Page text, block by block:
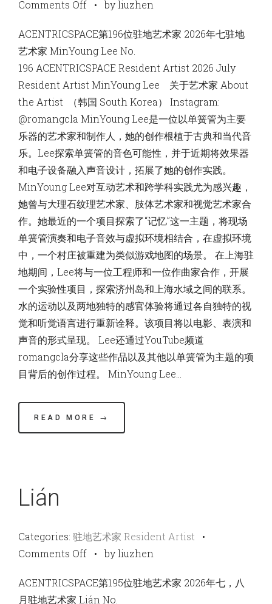
Comments Offon
Lee
•by liuzhen
ACENTRICSPACE第196位驻地艺术家 2026年七驻地
艺术家 MinYoung Lee No.
196 ACENTRICSPACE Resident Artist 2026 July
Resident Artist MinYoung Lee 关于艺术家 About
the Artist （韩国 South Korea） Instagram:
@romangcla MinYoung Lee是一位以单簧管为主要
乐器的艺术家和制作人，她的创作根植于古典和当代音
乐。Lee探索单簧管的音色可能性，并于近期将效果器
和电子设备融入声音设计，拓展了她的创作实践。
MinYoung Lee对互动艺术和跨学科实践尤为感兴趣，
她曾与大理石纹理艺术家、肢体艺术家和视觉艺术家合
作。她最近的一个项目探索了“记忆”这一主题，将现场
单簧管演奏和电子音效与虚拟环境相结合，在虚拟环境
中，一个村庄被重建为类似游戏地图的场景。 在上海驻
地期间，Lee将与一位工程师和一位作曲家合作，开展
一个实验性项目，探索济州岛和上海水域之间的联系。
水的运动以及两地独特的感官体验将通过各自独特的视
觉和听觉语言进行重新诠释。该项目将以电影、表演和
声音的形式呈现。 Lee还通过YouTube频道
romangcla分享这些作品以及其他以单簧管为主题的项
目背后的创作过程。 MinYoung Lee…
READ MORE →
Lián
Categories: 驻地艺术家 Resident Artist •
Comments Offon•by liuzhen
ACENTRICSPACE第195位驻地艺术家 2026年七，八
月驻地艺术家 Lián No.